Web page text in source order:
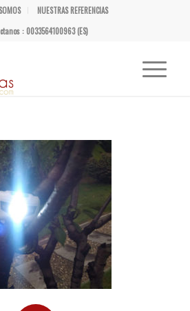
NUESTRAS REFERENCIAS
: 0033564100963 (ES)